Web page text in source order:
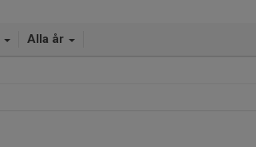
Alla år